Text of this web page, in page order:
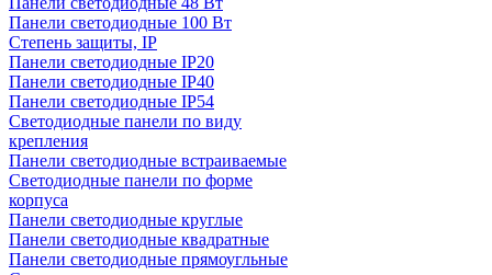
Панели светодиодные 100 Вт
Степень защиты, IP
Панели светодиодные IP20
Панели светодиодные IP40
Панели светодиодные IP54
Светодиодные панели по виду
крепления
Панели светодиодные встраиваемые
Светодиодные панели по форме
корпуса
Панели светодиодные круглые
Панели светодиодные квадратные
Панели светодиодные прямоугльные